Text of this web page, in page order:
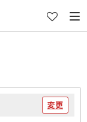
変更